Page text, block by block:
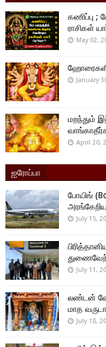
கணிப்பு ;
ராசிகள்
May 02,
January
மறந்தும்
April 20,
ஐரோப்பா
போயிங்
July 15,
July 11,
லண்டன்
மாத
July 10,